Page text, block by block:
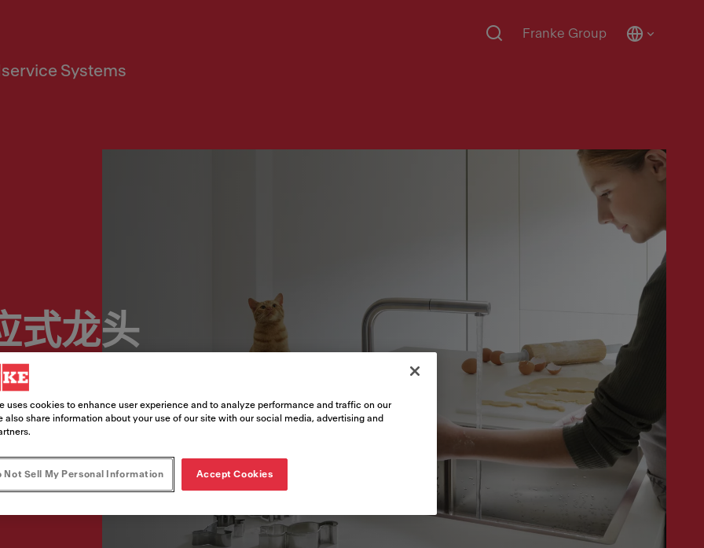
Systems
Franke Group
龙头
并减少对环境的影
uses cookies to enhance user experience and to analyze performance and traffic on our
also share information about your use of our site with our social media, advertising and
Not Sell My Personal Information Accept Cookies